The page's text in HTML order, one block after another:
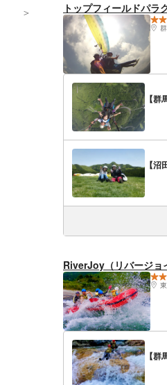
トップフィールドパラ
【
【
RiverJoy（リバージョ
【